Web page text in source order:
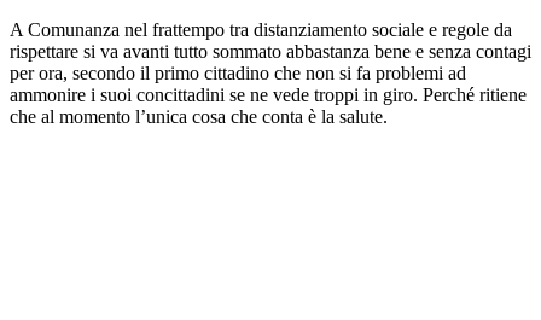
A Comunanza nel frattempo tra distanziamento sociale e regole da
rispettare si va avanti tutto sommato abbastanza bene e senza contagi
per ora, secondo il primo cittadino che non si fa problemi ad
ammonire i suoi concittadini se ne vede troppi in giro. Perché ritiene
che al momento l’unica cosa che conta è la salute.